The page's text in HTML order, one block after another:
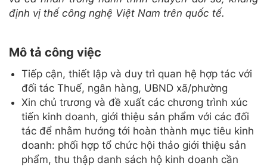
định vị thế công nghệ Việt Nam trên quốc tế.
Mô tả công việc
Tiếp cận, thiết lập và duy trì quan hệ hợp tác với
đối tác Thuế, ngân hàng, UBND xã/phường
Xin chủ trương và đề xuất các chương trình xúc
tiến kinh doanh, giới thiệu sản phẩm với các đối
tác để nhằm hướng tới hoàn thành mục tiêu kinh
doanh: phối hợp tổ chức hội thảo giới thiệu sản
phẩm, thu thập danh sách hộ kinh doanh cần